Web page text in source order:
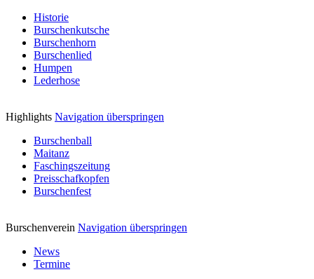
Historie
Burschenkutsche
Burschenhorn
Burschenlied
Humpen
Lederhose
Highlights Navigation überspringen
Burschenball
Maitanz
Faschingszeitung
Preisschafkopfen
Burschenfest
Burschenverein Navigation überspringen
News
Termine